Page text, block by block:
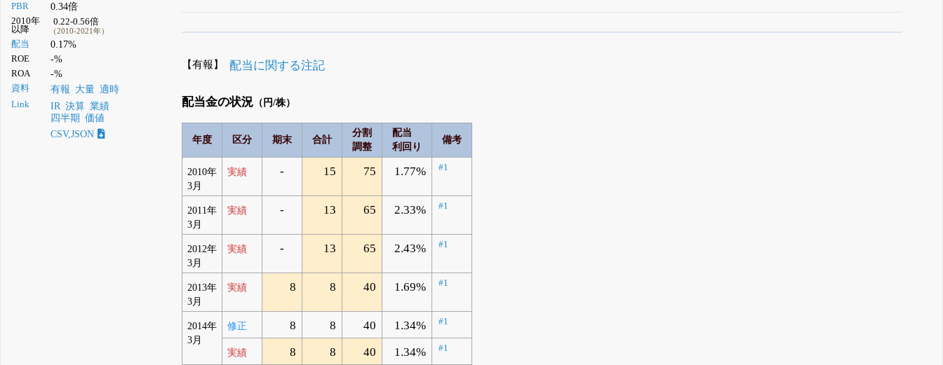
PBR 0.34倍
2010年
以降
0.22-0.56倍
（2010-2021年）
配当 0.17%
ROE -%
ROA -%
資料 有報 大量 適時
Link IR 決算 業績
四半期 価値
CSV,JSON
無料でβ版をはじめる
【有報】 配当に関する注記
配当金の状況 （円/株）
年度 区分 期末 合計
分割
調整
配当
利回り
備考
2010年
3月
実績 - 15 75 1.77% #1
2011年
3月
実績 - 13 65 2.33% #1
2012年
3月
実績 - 13 65 2.43% #1
2013年
3月
実績 8 8 40 1.69% #1
2014年
3月
修正 8 8 40 1.34% #1
実績 8 8 40 1.34% #1